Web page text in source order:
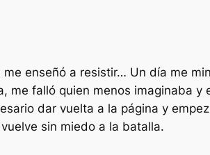
enseñó a resistir… Un día me
me falló quien menos imaginaba
dar vuelta a la página y
sin miedo a la batalla.